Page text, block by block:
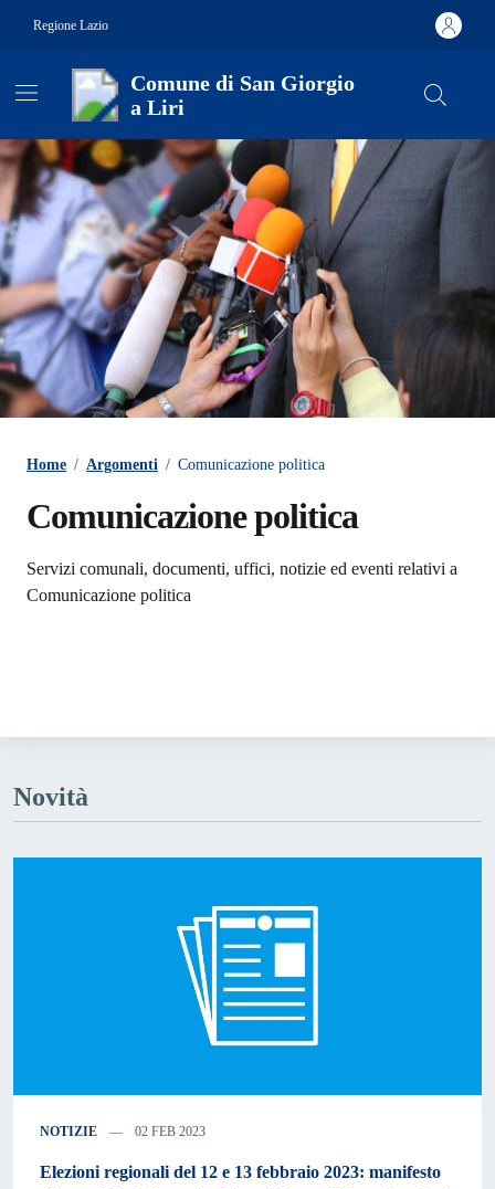
Regione Lazio
Comune di San Giorgio
a Liri
Contenuti in evidenza
Home / Argomenti / Comunicazione politica
Comunicazione politica
Dettagli dell'argomento
Servizi comunali, documenti, uffici, notizie ed eventi relativi a
Comunicazione politica
Novità
NOTIZIE 02 FEB 2023
Elezioni regionali del 12 e 13 febbraio 2023: manifesto